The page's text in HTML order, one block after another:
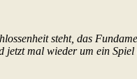
steht, das
jetzt mal wieder um ein